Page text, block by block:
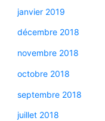
janvier 2019
décembre 2018
novembre 2018
octobre 2018
septembre 2018
juillet 2018